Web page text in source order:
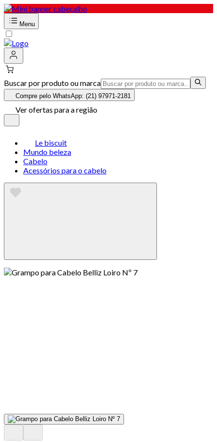
Menu
Buscar por produto ou marca
Compre pelo WhatsApp: (21) 97971-2181
Ver ofertas para a região
Le biscuit
Mundo beleza
Cabelo
Acessórios para o cabelo